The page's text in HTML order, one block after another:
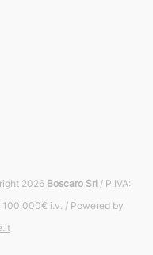
2026 Boscaro Srl / P.IVA:
i.v. / Powered by